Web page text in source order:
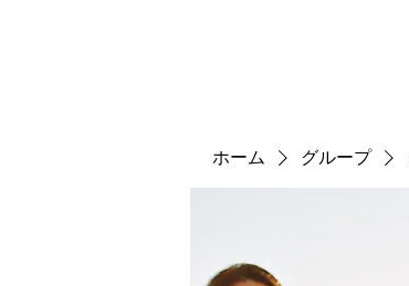
ホーム グループ